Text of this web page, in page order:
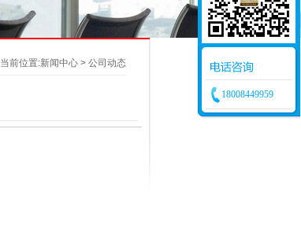
当前位置:新闻中心 > 公司动态
18008449959